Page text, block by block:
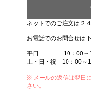
ネットでのご注文は２
お電話でのお問合せは
平日 10：00～
土・日・祝 10：00～
※ メールの返信は翌日
さい。